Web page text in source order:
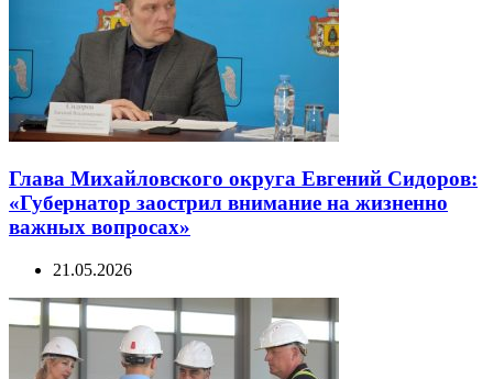
Глава Михайловского округа Евгений Сидоров:
«Губернатор заострил внимание на жизненно
важных вопросах»
21.05.2026